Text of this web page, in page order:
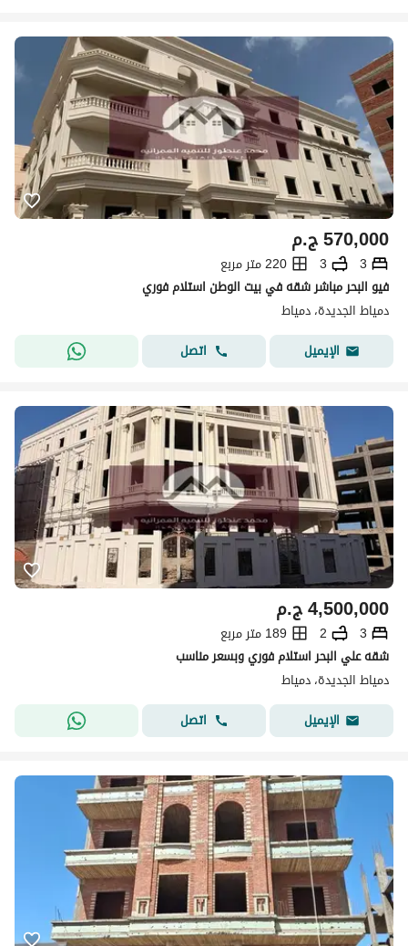
ج.م570,000
3
3
220 متر مربع
فيو البحر مباشر شقه في بيت الوطن استلام فوري
دمياط الجديدة، دمياط
الإيميل
اتصل
ج.م4,500,000
3
2
189 متر مربع
شقه علي البحر استلام فوري وبسعر مناسب
دمياط الجديدة، دمياط
الإيميل
اتصل